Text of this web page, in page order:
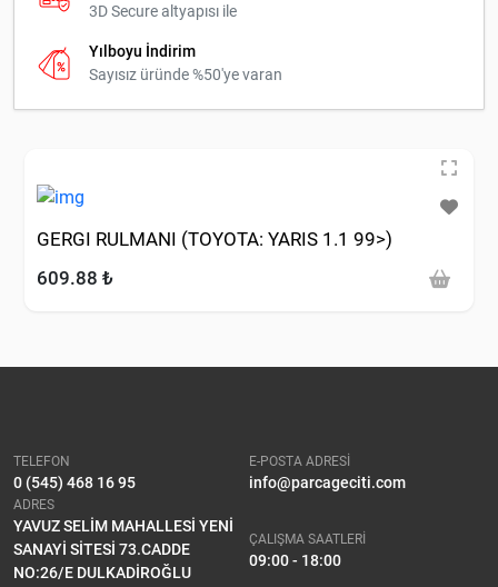
3D Secure altyapısı ile
Yılboyu İndirim
Sayısız üründe %50'ye varan
GERGI RULMANI (TOYOTA: YARIS 1.1 99>)
609.88 ₺
TELEFON
0 (545) 468 16 95
E-POSTA ADRESİ
info@parcageciti.com
ADRES
YAVUZ SELİM MAHALLESİ YENİ
SANAYİ SİTESİ 73.CADDE
NO:26/E DULKADİROĞLU
ÇALIŞMA SAATLERİ
09:00 - 18:00